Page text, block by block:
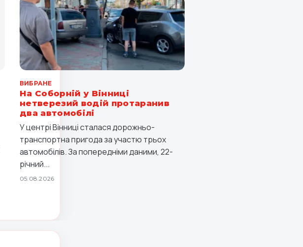
ВИБРАНЕ
На Соборній у Вінниці
нетверезий водій протаранив
два автомобілі
У центрі Вінниці сталася дорожньо-
транспортна пригода за участю трьох
автомобілів. За попередніми даними, 22-
річний...
05.08.2026